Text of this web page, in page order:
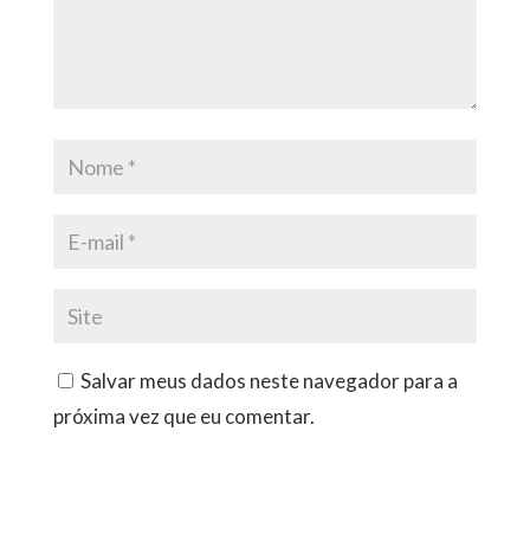
Salvar meus dados neste navegador para a
próxima vez que eu comentar.